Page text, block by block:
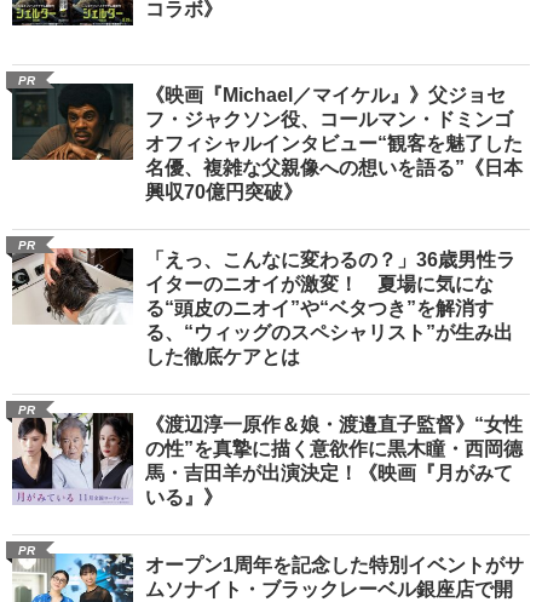
コラボ》
PR
《映画『Michael／マイケル』》父ジョセ
フ・ジャクソン役、コールマン・ドミンゴ
オフィシャルインタビュー“観客を魅了した
名優、複雑な父親像への想いを語る”《日本
興収70億円突破》
PR
「えっ、こんなに変わるの？」36歳男性ラ
イターのニオイが激変！ 夏場に気にな
る“頭皮のニオイ”や“ベタつき”を解消す
る、“ウィッグのスペシャリスト”が生み出
した徹底ケアとは
PR
《渡辺淳一原作＆娘・渡邉直子監督》“女性
の性”を真摯に描く意欲作に黒木瞳・西岡德
馬・吉田羊が出演決定！《映画『月がみて
いる』》
PR
オープン1周年を記念した特別イベントがサ
ムソナイト・ブラックレーベル銀座店で開